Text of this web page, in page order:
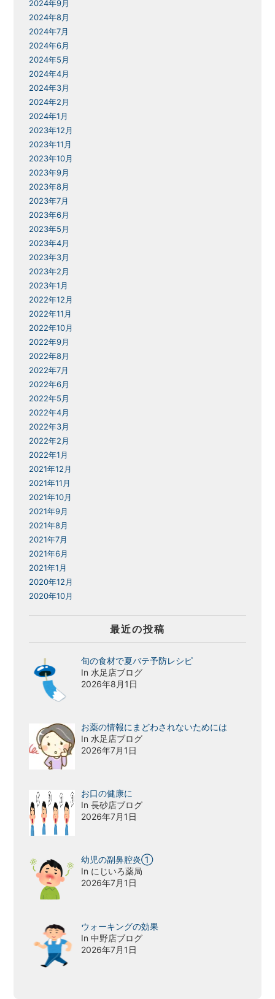
2024年9月
2024年8月
2024年7月
2024年6月
2024年5月
2024年4月
2024年3月
2024年2月
2024年1月
2023年12月
2023年11月
2023年10月
2023年9月
2023年8月
2023年7月
2023年6月
2023年5月
2023年4月
2023年3月
2023年2月
2023年1月
2022年12月
2022年11月
2022年10月
2022年9月
2022年8月
2022年7月
2022年6月
2022年5月
2022年4月
2022年3月
2022年2月
2022年1月
2021年12月
2021年11月
2021年10月
2021年9月
2021年8月
2021年7月
2021年6月
2021年1月
2020年12月
2020年10月
最近の投稿
旬の食材で夏バテ予防レシピ
In 水足店ブログ
2026年8月1日
お薬の情報にまどわされないためには
In 水足店ブログ
2026年7月1日
お口の健康に
In 長砂店ブログ
2026年7月1日
幼児の副鼻腔炎①
In にじいろ薬局
2026年7月1日
ウォーキングの効果
In 中野店ブログ
2026年7月1日